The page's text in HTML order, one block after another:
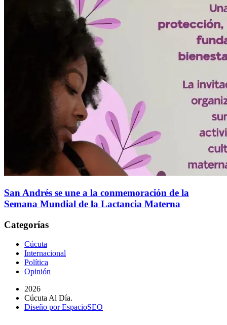
San Andrés se une a la conmemoración de la
Semana Mundial de la Lactancia Materna
Categorías
Cúcuta
Internacional
Política
Opinión
2026
Cúcuta Al Día.
Diseño por EspacioSEO